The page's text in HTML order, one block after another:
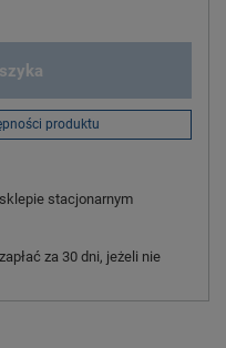
produktu
stacjonarnym
za 30 dni, jeżeli nie